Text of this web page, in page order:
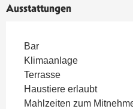
Ausstattungen
Bar
Klimaanlage
Terrasse
Haustiere erlaubt
Mahlzeiten zum